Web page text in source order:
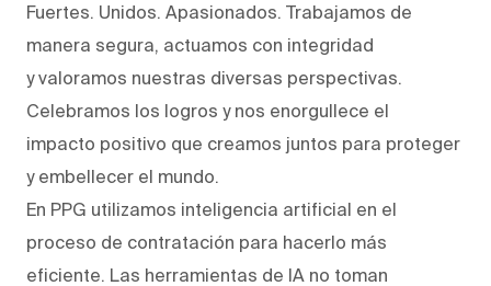
Fuertes. Unidos. Apasionados. Trabajamos de
manera segura, actuamos con integridad
y valoramos nuestras diversas perspectivas.
Celebramos los logros y nos enorgullece el
impacto positivo que creamos juntos para proteger
y embellecer el mundo.
En PPG utilizamos inteligencia artificial en el
proceso de contratación para hacerlo más
eficiente. Las herramientas de IA no toman